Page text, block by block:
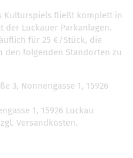
Kulturspiels fließt komplett in
Luckauer Parkanlagen.
für 25 €/Stück, die
den folgenden Standorten zu
3, Nonnengasse 1, 15926
1, 15926 Luckau
Versandkosten.